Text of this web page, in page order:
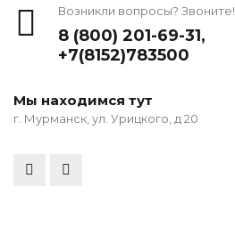
Возникли вопросы? Звоните!
8 (800) 201-69-31,
+7(8152)783500
Мы находимся тут
г. Мурманск, ул. Урицкого, д 20